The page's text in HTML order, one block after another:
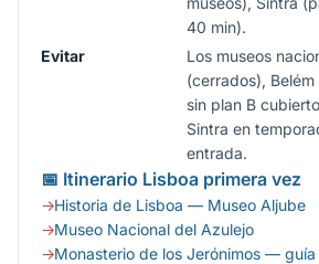
40 min).
Evitar
Los museos
(cerrados),
sin plan B
Sintra en
entrada.
📅 Itinerario Lisboa primera vez
Historia de Lisboa — Museo Aljube
Museo Nacional del Azulejo
Monasterio de los Jerónimos — guía